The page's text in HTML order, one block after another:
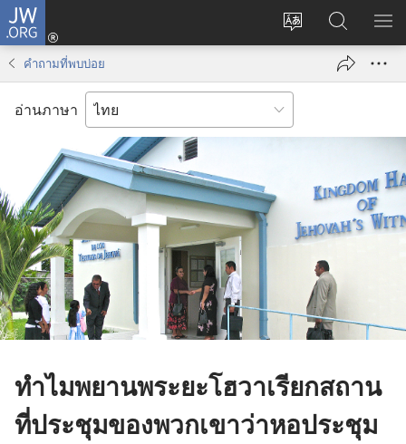
JW.ORG
เปลี่ยน
เข้า
(เปิด
ใหม่)
ค้นหา
ใน
JW.ORG
แส
คำถามที่พบบ่อย
อ่านภาษา
ทำไม​พยาน​พระ​ยะโฮวา​เรียก​สถาน​
ที่​ประชุม​ของ​พวก​เขา​ว่า​หอ​ประชุม​